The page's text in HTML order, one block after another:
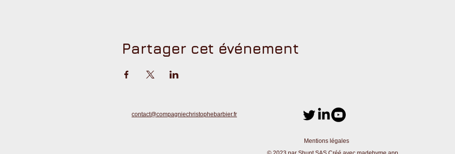
Partager cet événement
contact@compagniechristophebarbier.fr
Mentions légales